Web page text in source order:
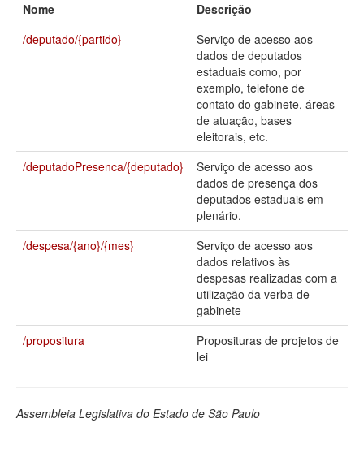
Planejamento
Catálogo de dados
Legislação
Perguntas frequentes
Nome
Descrição
/deputado/{partido}
Serviço de acesso aos
dados de deputados
estaduais como, por
exemplo, telefone de
contato do gabinete, áreas
de atuação, bases
eleitorais, etc.
/deputadoPresenca/{deputado}
Serviço de acesso aos
dados de presença dos
deputados estaduais em
plenário.
/despesa/{ano}/{mes}
Serviço de acesso aos
dados relativos às
despesas realizadas com a
utilização da verba de
gabinete
/propositura
Proposituras de projetos de
lei
Assembleia Legislativa do Estado de São Paulo